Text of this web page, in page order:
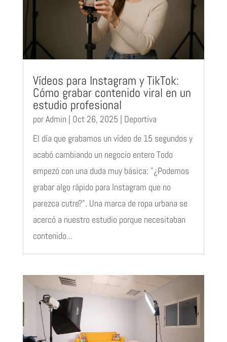
Vídeos para Instagram y TikTok:
Cómo grabar contenido viral en un
estudio profesional
porAdmin | Oct 26, 2025 | Deportiva
El día que grabamos un vídeo de 15 segundos y
acabó cambiando un negocio entero Todo
empezó con una duda muy básica: "¿Podemos
grabar algo rápido para Instagram que no
parezca cutre?". Una marca de ropa urbana se
acercó a nuestro estudio porque necesitaban
contenido...